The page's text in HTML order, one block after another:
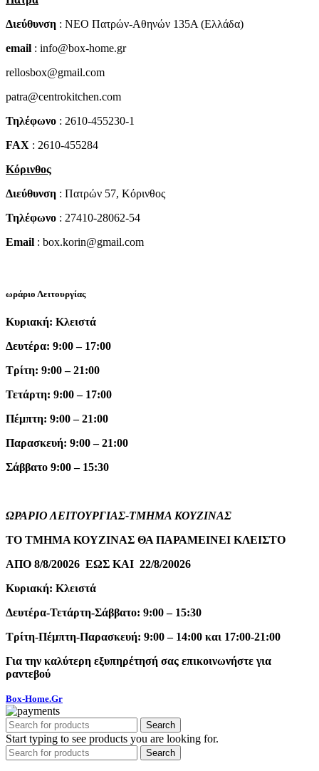
Διεύθυνση : NEO Πατρών-Αθηνών 135Α (Ελλάδα)
email : info@box-home.gr
rellosbox@gmail.com
patra@centrokitchen.com
Τηλέφωνο : 2610-455230-1
FAX : 2610-455284
Κόρινθος
Διεύθυνση : Πατρών 57, Κόρινθος
Τηλέφωνο : 27410-28062-54
Email : box.korin@gmail.com
ωράριο Λειτουργίας
Κυριακή: Κλειστά
Δευτέρα: 9:00 – 17:00
Τρίτη: 9:00 – 21:00
Τετάρτη: 9:00 – 17:00
Πέμπτη: 9:00 – 21:00
Παρασκευή: 9:00 – 21:00
Σάββατο 9:00 – 15:30
ΩΡΑΡΙΟ ΛΕΙΤΟΥΡΓΙΑΣ-ΤΜΗΜΑ ΚΟΥΖΙΝΑΣ
ΤΟ ΤΜΗΜΑ ΚΟΥΖΙΝΑΣ ΘΑ ΠΑΡΑΜΕΙΝΕΙ ΚΛΕΙΣΤΟ
ΑΠΟ 8/8/20026 ΕΩΣ ΚΑΙ 22/8/20026
Κυριακή: Κλειστά
Δευτέρα-Τετάρτη-Σάββατο: 9:00 – 15:30
Τρίτη-Πέμπτη-Παρασκευή: 9:00 – 14:00 και 17:00-21:00
Για την καλύτερη εξυπηρέτησή σας επικοινωνήστε για
ραντεβού
Box-Home.Gr
Search
Start typing to see products you are looking for.
Search